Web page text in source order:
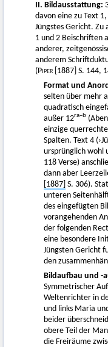
II. Bildausstattung:
davon eine zu Text
Jüngstes Gericht. Zu
1 und 2 Beischriften
anderer,
anderem
(Piper [1887] S. 144,
Format und
selten über mehr
quadratisch
außer 12ra–b
einzige
Spalten. Text 4
ursprünglich wohl
118 Verse)
dann aber
[1887] S. 306).
unteren
des eingefügten
vorangehenden
der folgenden
eine besondere
Jüngsten Gericht
den
Bildaufbau und -
Symmetrischer
Weltenrichter in
und links Maria
beider
obere Teil der
die Freiräume